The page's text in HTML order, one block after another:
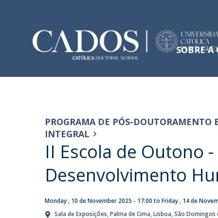
SOBRE A
Missão, Visão e Valores
Estrutura
Intensive Module
Online Modules
SACRU Summer School
2026 to Address Ethical
Challenges of AI
PROGRAMA DE PÓS-
INTEGRAL
II Escola de Outono
Desenvolvimento
Monday , 10 de November 2025 - 17:00to Friday , 14 de
Sala de Exposições Palma de Cima Lisboa São Domingos